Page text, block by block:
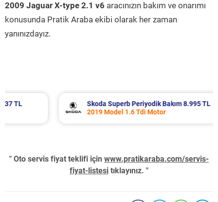
2009 Jaguar X-type 2.1 v6 aracınızın bakım ve onarımı
konusunda Pratik Araba ekibi olarak her zaman
yanınızdayız.
Skoda Superb Periyodik Bakım 8.995 TL
2019 Model 1.6 Tdi Motor
" Oto servis fiyat teklifi için www.pratikaraba.com/servis-
fiyat-listesi tıklayınız. "